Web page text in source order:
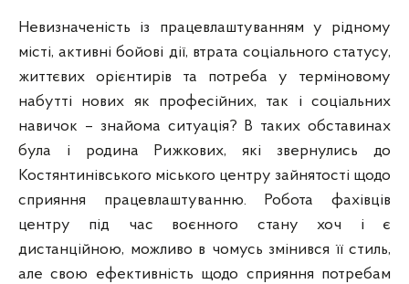
Невизначеність із працевлаштуванням у рідному
місті, активні бойові дії, втрата соціального статусу,
життєвих орієнтирів та потреба у терміновому
набутті нових як професійних, так і соціальних
навичок – знайома ситуація? В таких обставинах
була і родина Рижкових, які звернулись до
Костянтинівського міського центру зайнятості щодо
сприяння працевлаштуванню. Робота фахівців
центру під час воєнного стану хоч і є
дистанційною, можливо в чомусь змінився її стиль,
але свою ефективність щодо сприяння потребам